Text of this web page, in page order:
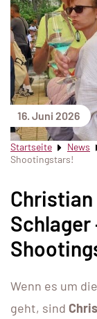
16. Juni 2026
Startseite News
Shootingstars!
Christian
Schlager
Wenn es um die
geht, sind